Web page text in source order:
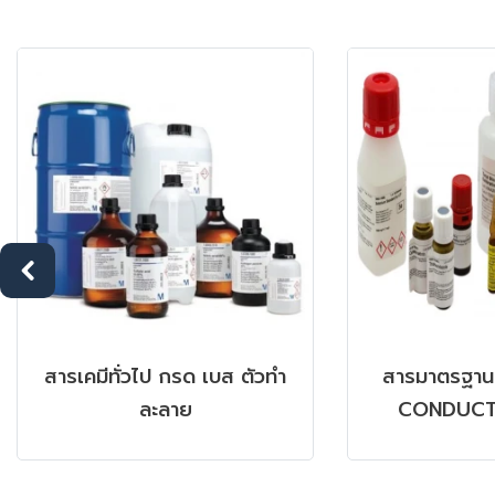
DEHYDRATED CULTURE
MEDIA ; MERCK